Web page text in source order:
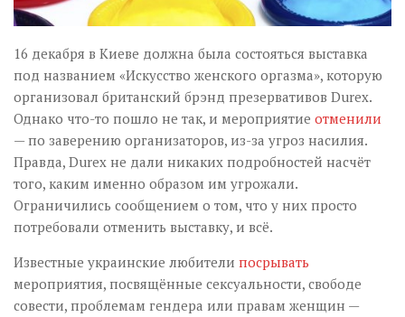
16 декабря в Киеве должна была состояться выставка
под названием «Искусство женского оргазма», которую
организовал британский брэнд презервативов Durex.
Однако что-то пошло не так, и мероприятие отменили
— по заверению организаторов, из-за угроз насилия.
Правда, Durex не дали никаких подробностей насчёт
того, каким именно образом им угрожали.
Ограничились сообщением о том, что у них просто
потребовали отменить выставку, и всё.
Известные украинские любители посрывать
мероприятия, посвящённые сексуальности, свободе
совести, проблемам гендера или правам женщин —